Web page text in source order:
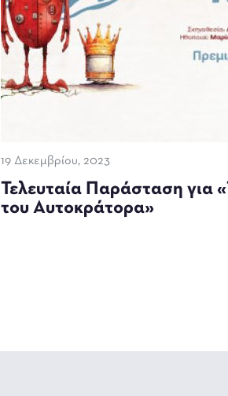
19 Δεκεμβρίου, 2023
Τελευταία Παράσταση για
του Αυτοκράτορα»